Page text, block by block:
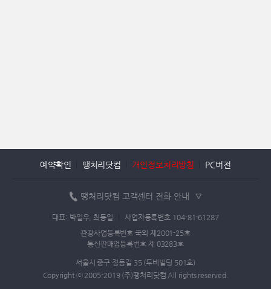
예약확인 땡처리닷컴 개인정보처리방침 PC버전
땡처리닷컴 고객센터 전화 안내
대표: 박일우, 최동일
사업자등록번호 104-81-61287
관광사업등록번호 국외 제2001-25호
통신판매업등록번호 제 03283호
서울시 중구 정동길 35 (두비빌딩 501호)
Copyright ⓒ 2005-2019 (주)땡처리닷컴 All rights reserved.